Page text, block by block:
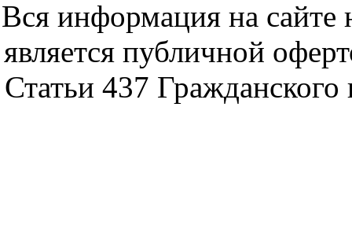
Вся информация на сайте
является публичной
Статьи 437